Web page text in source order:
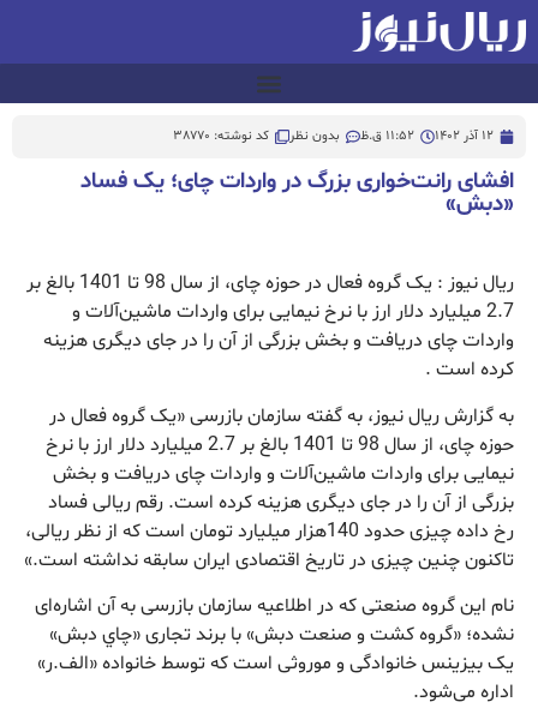
12 آذر 1402 11:52 ق.ظ بدون نظر کد نوشته: 38770
افشای رانت‌خواری بزرگ در واردات چای؛ يک فساد
«دبش»
ریال نیوز : يک گروه فعال در حوزه چای، از سال 98 تا 1401 بالغ بر
2.7 ميليارد دلار ارز با نرخ نيمايی برای واردات ماشين‌آلات و
واردات چای دريافت و بخش بزرگی از آن را در جای ديگری هزينه
كرده است .
به گزارش ریال نیوز، به گفته سازمان بازرسی «يک گروه فعال در
حوزه چای، از سال 98 تا 1401 بالغ بر 2.7 ميليارد دلار ارز با نرخ
نيمايی برای واردات ماشين‌آلات و واردات چای دريافت و بخش
بزرگی از آن را در جای ديگری هزينه كرده است. رقم ريالی فساد
رخ داده چيزی حدود 140هزار ميليارد تومان است كه از نظر ريالی،
تاكنون چنين چيزی در تاريخ اقتصادی ايران سابقه نداشته است.»
نام اين گروه صنعتی كه در اطلاعيه سازمان بازرسی به آن اشاره‌ای
نشده؛ «گروه كشت و صنعت دبش» با برند تجاری «چاي دبش»
يک بيزينس خانوادگی و موروثی است كه توسط خانواده «الف.ر»
اداره می‌شود.